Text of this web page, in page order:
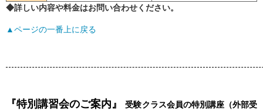
◆詳しい内容や料金はお問い合わせください。
▲ページの一番上に戻る
『特別講習会のご案内』受験クラス会員の特別講座（外部受